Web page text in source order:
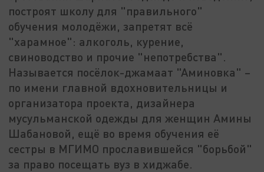
построят школу для "правильного"
обучения молодёжи, запретят всё
"харамное": алкоголь, курение,
свиноводство и прочие "непотребства".
Называется посёлок-джамаат "Аминовка" –
по имени главной вдохновительницы и
организатора проекта, дизайнера
мусульманской одежды для женщин Амины
Шабановой, ещё во время обучения её
сестры в МГИМО прославившейся "борьбой"
за право посещать вуз в хиджабе.